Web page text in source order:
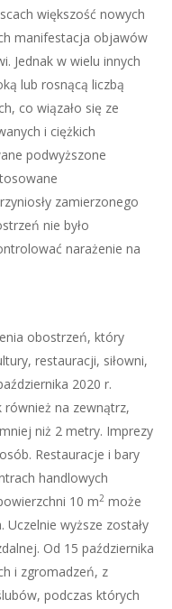
większość nowych
manifestacja objawów
Jednak w wielu innych
lub rosnącą liczbą
co wiązało się ze
i ciężkich
podwyższone
zamierzonego
nie było
narażenie na
obostrzeń, który
restauracji, siłowni,
2020 r.
również na zewnątrz,
niż 2 metry. Imprezy
Restauracje i bary
handlowych
10 m2 może
wyższe zostały
Od 15 października
i zgromadzeń, z
podczas których